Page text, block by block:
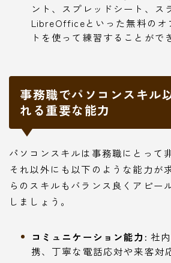
ント、スプレッドシート、ス
LibreOfficeといった無料のオ
トを使って練習することがで
事務職でパソコンスキル
れる重要な能力
パソコンスキルは事務職にとって
それ以外にも以下のような能力が
らのスキルもバランス良くアピー
しましょう。
コミュニケーション能力: 社
携、丁寧な電話応対や来客対